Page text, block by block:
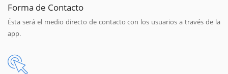
Forma de Contacto
Ésta será el medio directo de contacto con los usuarios a través de la
app.